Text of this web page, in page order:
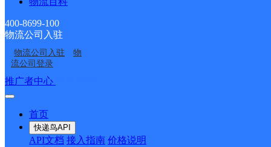
400-8699-100
物流公司入驻
物流公司入驻
物
流公司登录
推广者中心
首页
快递鸟API
API文档 接入指南 价格说明
UH临沂宏达
优速快递 更多号码
UH临沂沂南
优速快递
派送范围:孙祖镇,湖头镇,双堠镇,辛集镇,苏村镇,界湖街道,蒲
沂水彩虹分部